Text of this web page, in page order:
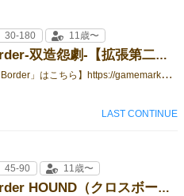
[Cross Border-双造怨劇-【拡張第二弾】]
【
本体「Cross Border」はこちら】https://gamemarket.jp/game/179600
30-180 11歳〜
LAST CONTINUE
[Cross Border HOUND（クロスボーダー ハウンド）]
45-90 11歳〜